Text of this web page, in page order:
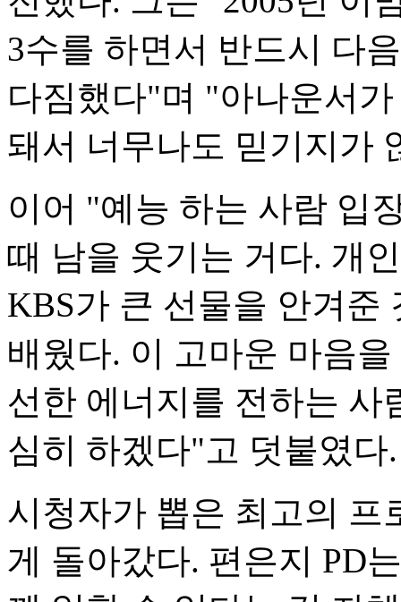
3수를 하면서 반드시 다
다짐했다"며 "아나운서
돼서 너무나도 믿기지가
이어 "예능 하는 사람 입
때 남을 웃기는 거다. 개
KBS가 큰 선물을 안겨준
배웠다. 이 고마운 마음
선한 에너지를 전하는 사
심히 하겠다"고 덧붙였다.
시청자가 뽑은 최고의 프
게 돌아갔다. 편은지 PD